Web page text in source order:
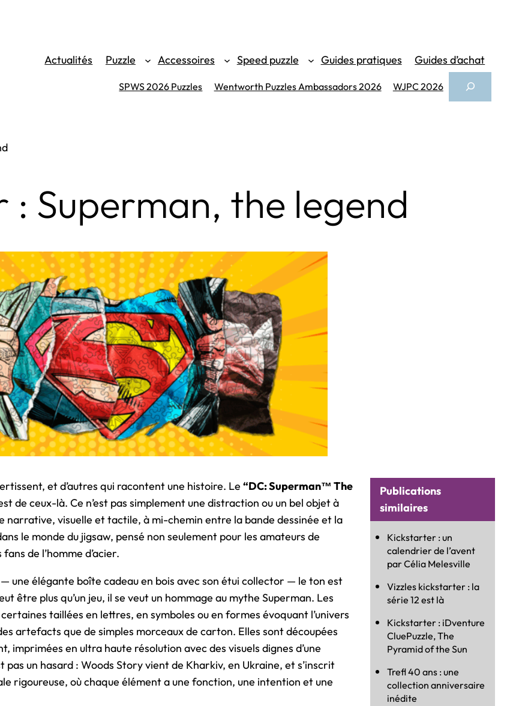
Actualités
Puzzle Accessoires Speed puzzle Guides pratiques Guides d’achat
SPWS 2026 Puzzles Wentworth Puzzles Ambassadors 2026 WJPC 2026
Search
: Superman, the legend
et d’autres qui racontent une histoire. Le“DC: Superman™ The
de ceux-là. Ce n’est pas simplement une distraction ou un bel objet à
narrative, visuelle et tactile, à mi-chemin entre la bande dessinée et la
le monde du jigsaw, pensé non seulement pour les amateurs de
de l’homme d’acier.
— une élégante boîte cadeau en bois avec son étui collector — le ton est
être plus qu’un jeu, il se veut un hommage au mythe Superman. Les
taillées en lettres, en symboles ou en formes évoquant l’univers
artefacts que de simples morceaux de carton. Elles sont découpées
imprimées en ultra haute résolution avec des visuels dignes d’une
pas un hasard : Woods Story vient de Kharkiv, en Ukraine, et s’inscrit
rigoureuse, où chaque élément a une fonction, une intention et une
Publications
similaires
Kickstarter : un
calendrier de l’avent
par Célia Melesville
Vizzles kickstarter : la
série 12 est là
Kickstarter : iDventure
CluePuzzle, The
Pyramid of the Sun
Trefl 40 ans : une
collection anniversaire
inédite